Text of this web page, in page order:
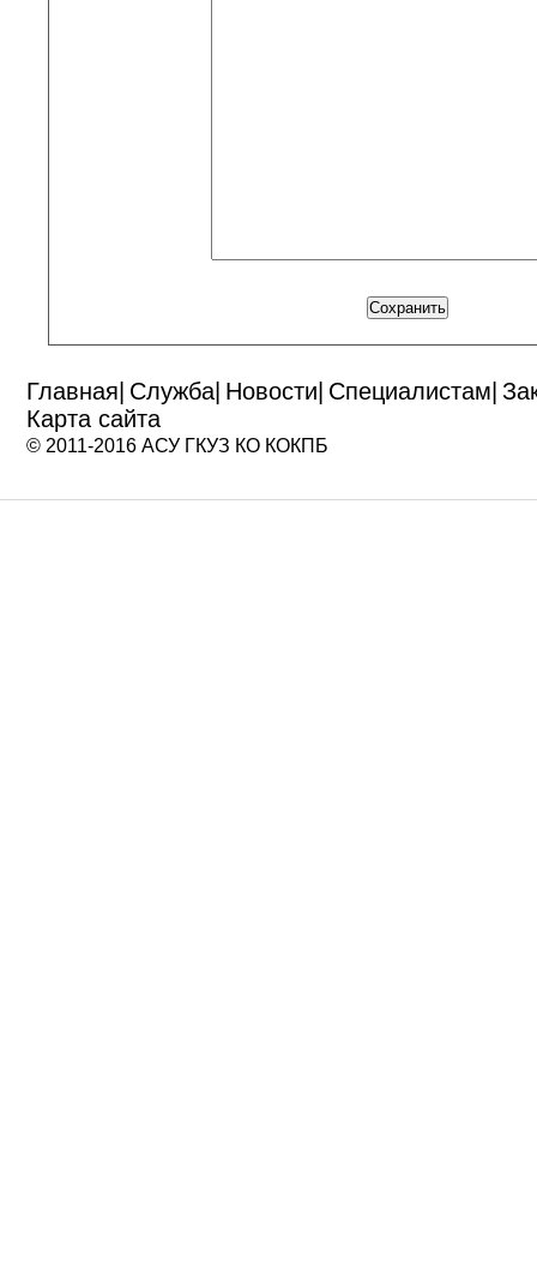
Главная Служба Новости Специалистам
Карта сайта
© 2011-2016 АСУ ГКУЗ КО КОКПБ